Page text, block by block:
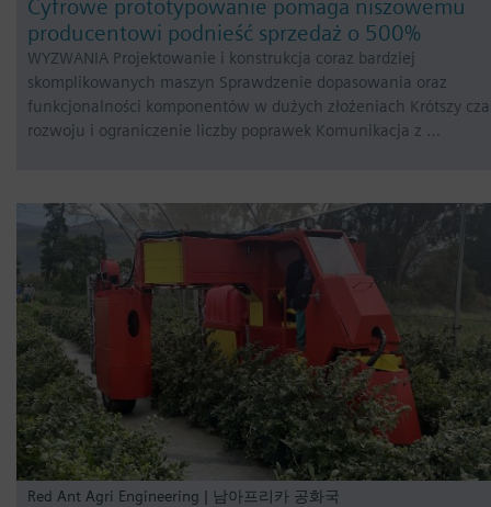
Cyfrowe prototypowanie pomaga niszowemu
producentowi podnieść sprzedaż o 500%
WYZWANIA Projektowanie i konstrukcja coraz bardziej
skomplikowanych maszyn Sprawdzenie dopasowania oraz
funkcjonalności komponentów w dużych złożeniach Krótszy
rozwoju i ograniczenie liczby poprawek Komunikacja z …
Red Ant Agri Engineering | 남아프리카 공화국